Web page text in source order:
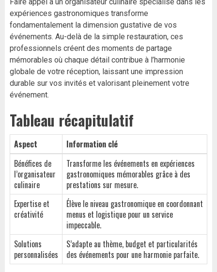
expériences gastronomiques transforme
fondamentalement la dimension gustative de vos
événements. Au-delà de la simple restauration, ces
professionnels créent des moments de partage
mémorables où chaque détail contribue à l’harmonie
globale de votre réception, laissant une impression
durable sur vos invités et valorisant pleinement votre
événement.
Tableau récapitulatif
Aspect
Information clé
Bénéfices de
l’organisateur
culinaire
Transforme les événements en expériences
gastronomiques mémorables grâce à des
prestations sur mesure.
Expertise et
créativité
Élève le niveau gastronomique en coordonnant
menus et logistique pour un service
impeccable.
Solutions
personnalisées
S’adapte au thème, budget et particularités
des événements pour une harmonie parfaite.